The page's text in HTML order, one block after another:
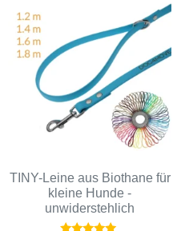
TINY-Leine aus Biothane für
kleine Hunde -
unwiderstehlich